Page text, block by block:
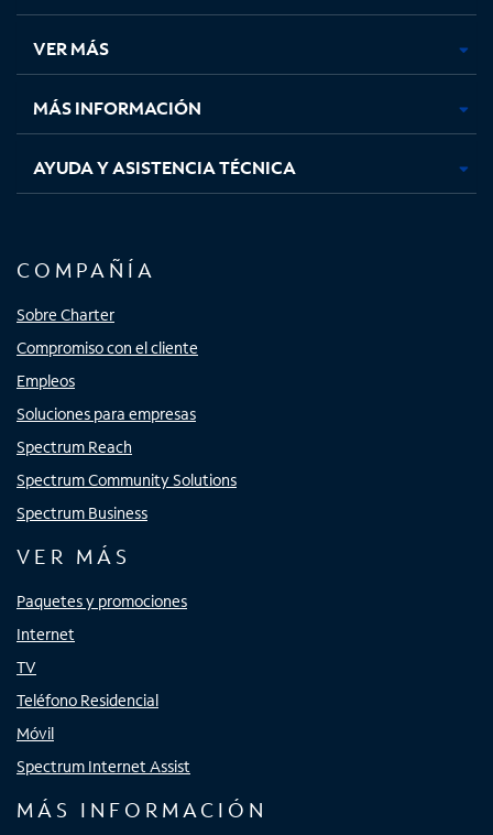
en
pestaña
nueva
en
pestaña
nueva
en
pestaña
nueva
en
nueva
VER MÁS
MÁS INFORMACIÓN
AYUDA Y ASISTENCIA TÉCNICA
COMPAÑÍA
Sobre Charter
Compromiso con el cliente
Empleos
Soluciones para empresas
Spectrum Reach
Spectrum Community Solutions
Spectrum Business
VER MÁS
Paquetes y promociones
Internet
TV
Teléfono Residencial
Móvil
Spectrum Internet Assist
MÁS INFORMACIÓN